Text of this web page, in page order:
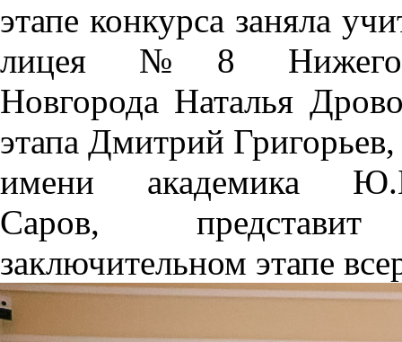
этапе конкурса заняла
лицея №8
Новгорода Наталья
этапа Дмитрий
имени академика
Саров, представит
заключительном этапе